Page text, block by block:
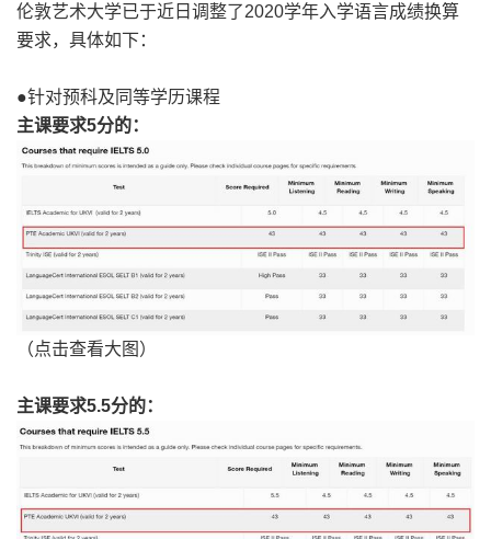
伦敦艺术大学已于近日调整了2020学年入学语言成绩换算
要求，具体如下：
●针对预科及同等学历课程
主课要求5分的：
（点击查看大图）
主课要求5.5分的：